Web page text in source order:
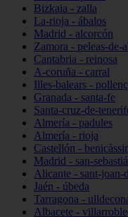
Bizkaia - zalla
La-rioja - ábalos
Madrid - alcorcón
Zamora - peleas-de-
Cantabria - reinosa
A-coruña - carral
Illes-balears -
Granada - santa-fe
Santa-cruz-de-
Almería - padules
Almería - rioja
Castellón -
Madrid - san-
Alicante - sant-joan-
Jaén - úbeda
Tarragona -
Albacete -